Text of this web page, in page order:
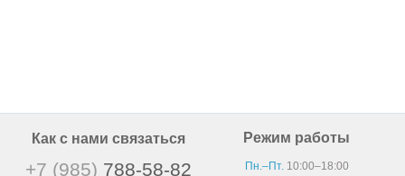
Как с нами связаться
+7 (985) 788-58-82
Режим работы
Пн.–Пт.10:00–18:00